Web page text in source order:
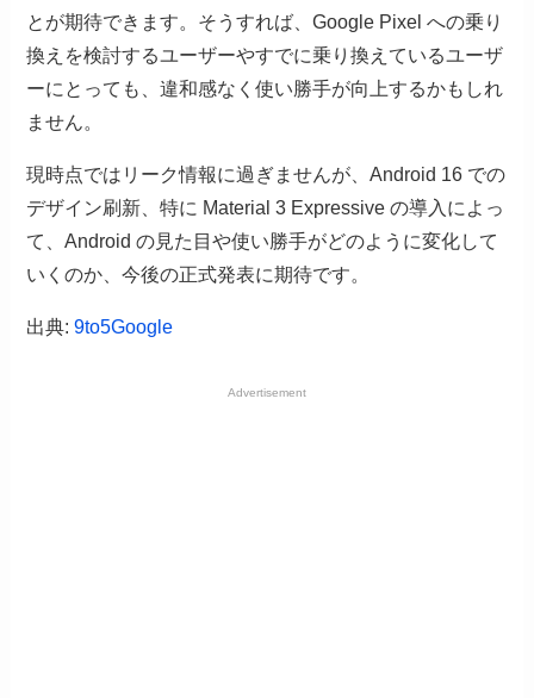
とが期待できます。そうすれば、Google Pixel への乗り
換えを検討するユーザーやすでに乗り換えているユーザ
ーにとっても、違和感なく使い勝手が向上するかもしれ
ません。
現時点ではリーク情報に過ぎませんが、Android 16 での
デザイン刷新、特に Material 3 Expressive の導入によっ
て、Android の見た目や使い勝手がどのように変化して
いくのか、今後の正式発表に期待です。
出典:9to5Google
Advertisement